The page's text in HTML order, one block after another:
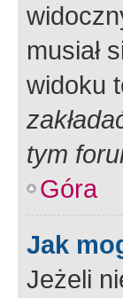
musiał
widoku
tym
Góra
Jak
Jeżeli